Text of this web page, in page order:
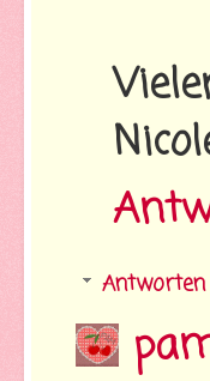
Antworten